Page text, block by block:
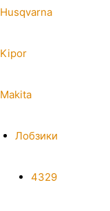
Husqvarna
Kipor
Makita
Лобзики
4329